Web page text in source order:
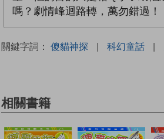
嗎？劇情峰迴路轉，萬勿錯過！
關鍵字詞： 傻貓神探 | 科幻童話 |
相關書籍